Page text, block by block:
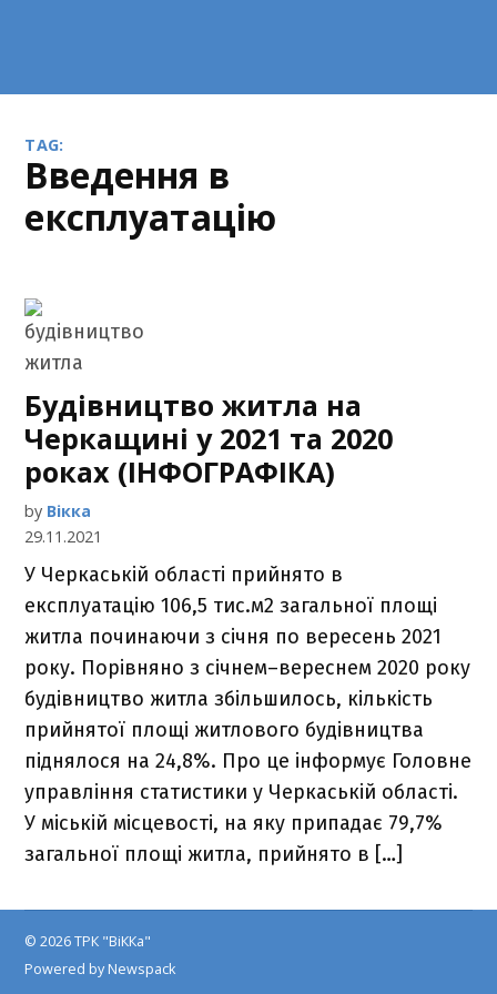
TAG:
введення в
експлуатацію
Будівництво житла на
Черкащині у 2021 та 2020
роках (ІНФОГРАФІКА)
by Вікка
29.11.2021
У Черкаській області прийнято в
експлуатацію 106,5 тис.м2 загальної площі
житла починаючи з січня по вересень 2021
року. Порівняно з січнем–вереснем 2020 року
будівництво житла збільшилось, кількість
прийнятої площі житлового будівництва
піднялося на 24,8%. Про це інформує Головне
управління статистики у Черкаській області.
У міській місцевості, на яку припадає 79,7%
загальної площі житла, прийнято в […]
© 2026 ТРК "ВіККа"
Powered by Newspack